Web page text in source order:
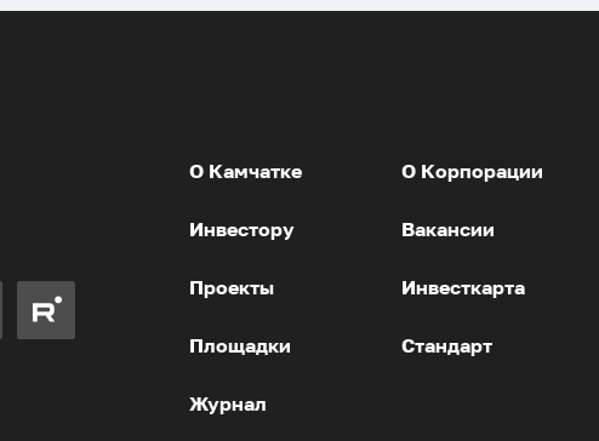
О Камчатке
Инвестору
Проекты
Площадки
Журнал
О Корпорации
Вакансии
Инвесткарта
Стандарт